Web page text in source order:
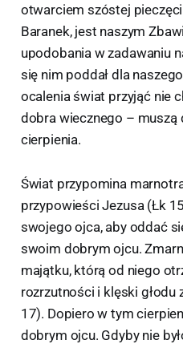
otwarciem szóstej
Baranek, jest naszym
upodobania w zadawaniu
się nim poddał dla
ocalenia świat przyjąć nie
dobra wiecznego –
cierpienia.
Świat przypomina
przypowieści Jezusa (Łk
swojego ojca, aby oddać
swoim dobrym ojcu.
majątku, którą od niego
rozrzutności i klęski głodu
17). Dopiero w tym
dobrym ojcu. Gdyby nie